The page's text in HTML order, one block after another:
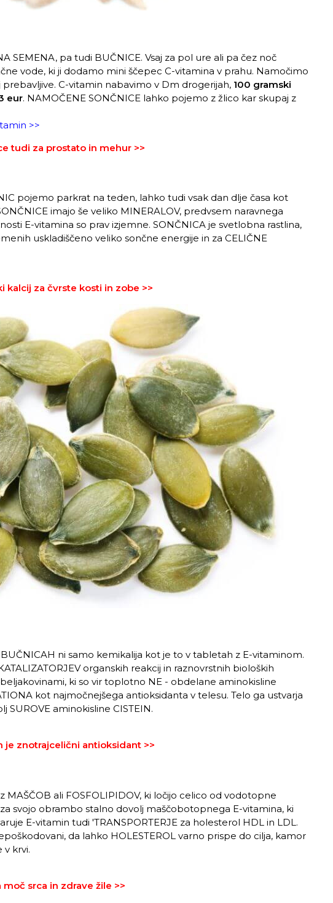
SEMENA, pa tudi BUČNICE. Vsaj za pol ure ali pa čez noč
vode, ki ji dodamo mini ščepec C-vitamina v prahu. Namočimo
C-vitamin nabavimo v Dm drogerijah, 100 gramski
eur. NAMOČENE SONČNICE lahko pojemo z žlico kar skupaj z
>>
tudi za prostato in mehur >>
pojemo parkrat na teden, lahko tudi vsak dan dlje časa kot
imajo še veliko MINERALOV, predvsem naravnega
E-vitamina so prav izjemne. SONČNICA je svetlobna rastlina,
uskladiščeno veliko sončne energije in za CELIČNE
kalcij za čvrste kosti in zobe >>
ni samo kemikalija kot je to v tabletah z E-vitaminom.
organskih reakcij in raznovrstnih bioloških
ki so vir toplotno NE - obdelane aminokisline
kot najmočnejšega antioksidanta v telesu. Telo ga ustvarja
SUROVE aminokisline CISTEIN.
je znotrajcelični antioksidant >>
MAŠČOB ali FOSFOLIPIDOV, ki ločijo celico od vodotopne
svojo obrambo stalno dovolj maščobotopnega E-vitamina, ki
E-vitamin tudi 'TRANSPORTERJE za holesterol HDL in LDL.
da lahko HOLESTEROL varno prispe do cilja, kamor
krvi.
moč srca in zdrave žile >>